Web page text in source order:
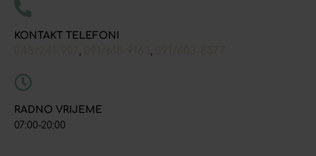
KONTAKT TELEFONI
, ,
RADNO VRIJEME
07:00-20:00